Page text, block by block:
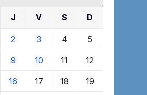
J V S D
2 3 4 5
9 10 11 12
16 17 18 19